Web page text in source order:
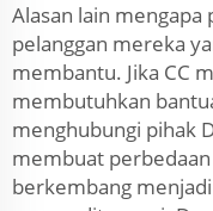
Alasan lain mengapa
pelanggan mereka
membantu. Jika CC
membutuhkan
menghubungi pihak
membuat
berkembang